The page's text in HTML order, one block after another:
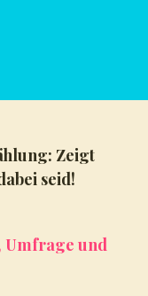
Zeigt
seid!
Umfrage und